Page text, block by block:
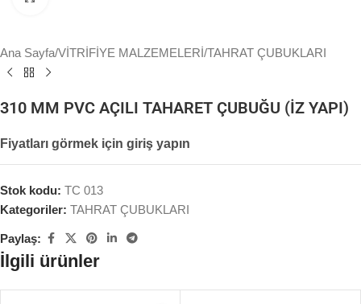
Ana Sayfa/VİTRİFİYE MALZEMELERİ/TAHRAT ÇUBUKLARI
310 MM PVC AÇILI TAHARET ÇUBUĞU (İZ YAPI)
Fiyatları görmek için giriş yapın
Stok kodu: TC 013
Kategoriler: TAHRAT ÇUBUKLARI
Paylaş:
İlgili ürünler